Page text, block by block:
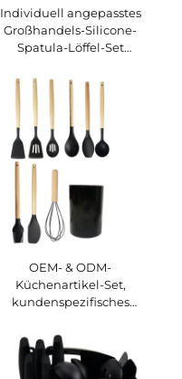
Individuell angepasstes
Großhandels-Silicone-
Spatula-Löffel-Set
für Lebensmittel mit
Holzgriff OEM/ODM
OEM- & ODM-
Küchenartikel-Set,
kundenspezifisches
Großhandel Kochgeschirr
aus Silikon